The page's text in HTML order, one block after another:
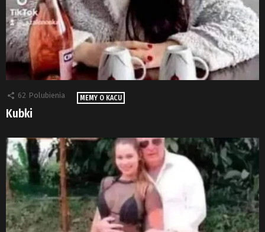
62 Polubienia MEMY O KACU
Kubki